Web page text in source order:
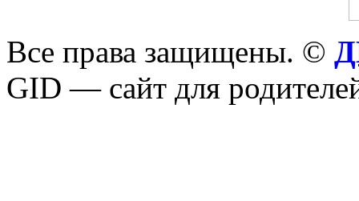
Все права защищены. ©
GID — сайт для